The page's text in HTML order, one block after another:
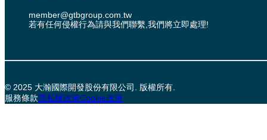
member@gtbgroup.com.tw
若有任何侵權行為請與我們聯繫,我們將立即處理!
© 2025 大瀚國際開發股份有限公司. 版權所有.
服務條款隱私權政策Cookie政策